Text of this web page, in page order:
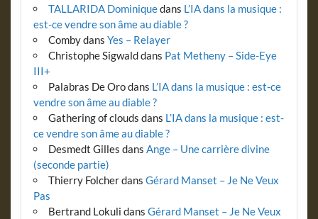
TALLARIDA Dominiquedans L’IA dans la musique :
est-ce vendre son âme au diable ?
Combydans Yes – Relayer
Christophe Sigwalddans Pat Metheny – Side-Eye
III+
Palabras De Orodans L’IA dans la musique : est-ce
vendre son âme au diable ?
Gathering of clouds dans L’IA dans la musique : est-
ce vendre son âme au diable ?
Desmedt Gilles dans Ange – Une carrière divine
(seconde partie)
Thierry Folcherdans Gérard Manset – Je Ne Veux
Pas
Bertrand Lokuli dans Gérard Manset – Je Ne Veux